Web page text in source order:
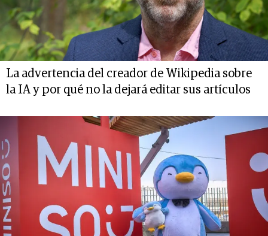
La advertencia del creador de Wikipedia sobre
la IA y por qué no la dejará editar sus artículos